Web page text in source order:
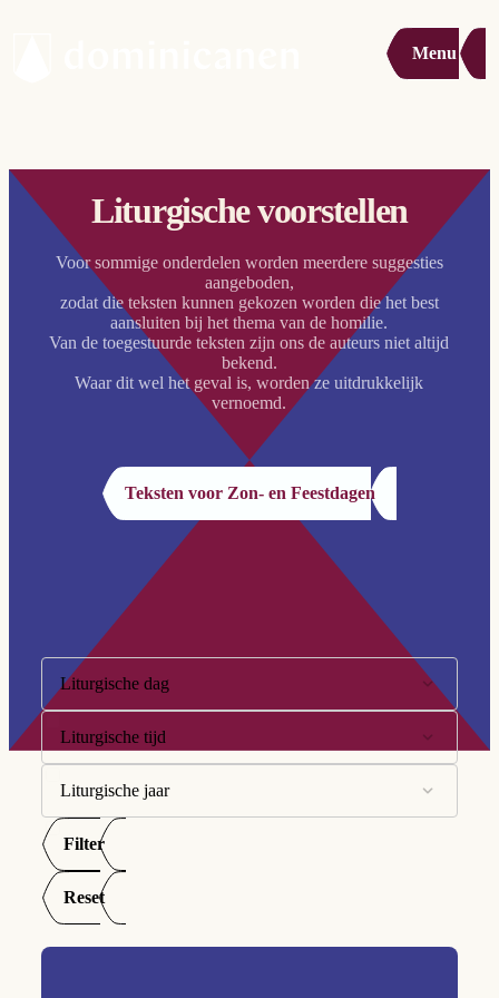
Menu
Liturgische voorstellen
Voor sommige onderdelen worden meerdere suggesties
aangeboden,
zodat die teksten kunnen gekozen worden die het best
aansluiten bij het thema van de homilie.
Van de toegestuurde teksten zijn ons de auteurs niet altijd
bekend.
Waar dit wel het geval is, worden ze uitdrukkelijk
vernoemd.
Teksten voor Zon- en Feestdagen
Filter op:
Liturgische dag
10e Zondag
11e Zondag
12e Zondag
13e Zondag
14e Zondag
15e Zondag
Liturgische tijd
Advent
Goede Week
Kersttijd
Paastijd
Liturgische jaar
A
B
Filter
Reset